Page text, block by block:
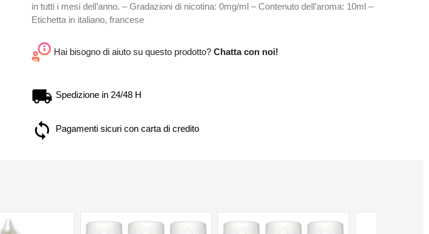
in tutti i mesi dell’anno. – Gradazioni di nicotina: 0mg/ml – Contenuto dell’aroma: 10ml –
Etichetta in italiano, francese
Hai bisogno di aiuto su questo prodotto? Chatta con noi!
Spedizione in 24/48 H
Pagamenti sicuri con carta di credito